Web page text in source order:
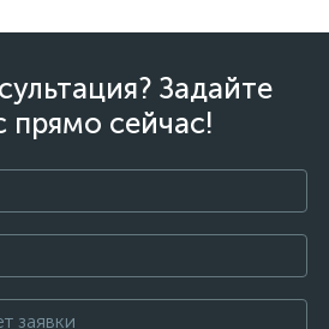
Задайте
прямо сейчас!